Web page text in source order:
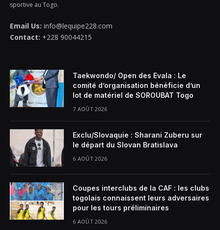
sportive au Togo.
Email Us: info@lequipe228.com
Contact: +228 90044215
Taekwondo/ Open des Evala : Le
comité d’organisation bénéficie d’un
lot de matériel de SOROUBAT Togo
7 AOÛT 2026
Exclu/Slovaquie : Sharani Zuberu sur
le départ du Slovan Bratislava
6 AOÛT 2026
Coupes interclubs de la CAF : les clubs
togolais connaissent leurs adversaires
pour les tours préliminaires
6 AOÛT 2026